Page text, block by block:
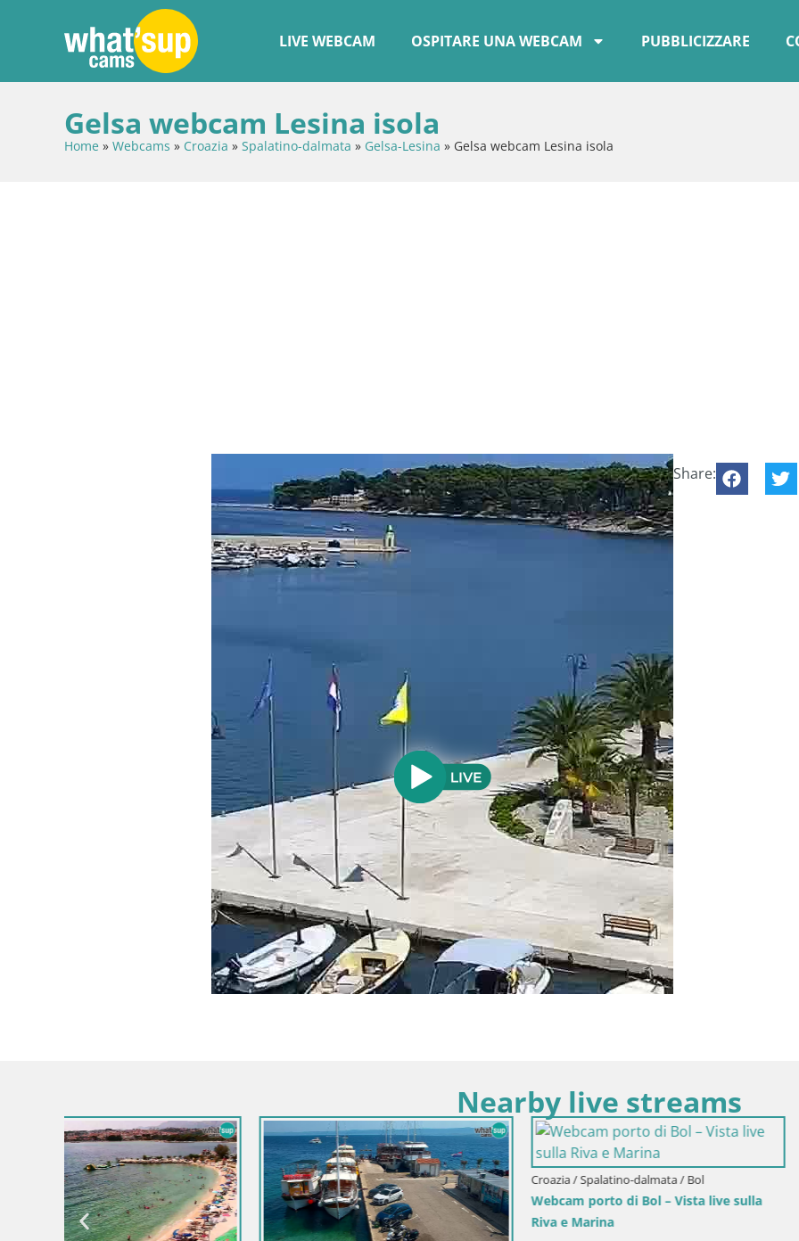
LIVE WEBCAM OSPITARE UNA WEBCAM PUBBLICIZZARE
Gelsa webcam Lesina isola
Home » Webcams » Croazia » Spalatino-dalmata » Gelsa-Lesina » Gelsa webcam Lesina isola
Share:
Nearby live streams
Croazia / Spalatino-dalmata / Bol
Webcam Bol Zlatni Rat – Diretta dalla
spiaggia più famosa di Brač
Croazia / Spalatino-dalmata / Brazza
Webcam Sutivan panorama – Vista live
dall’isola di Brač